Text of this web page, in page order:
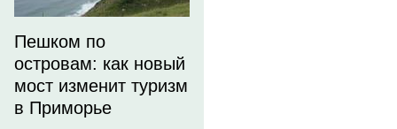
Пешком по
островам: как новый
мост изменит туризм
в Приморье